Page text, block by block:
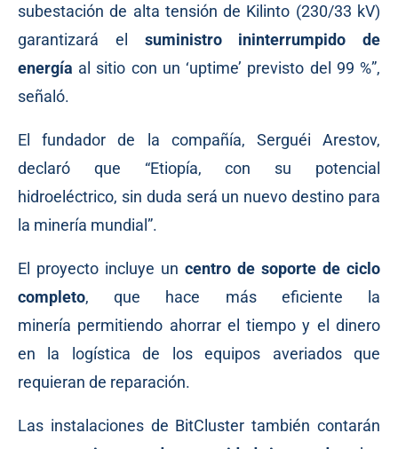
subestación de alta tensión de Kilinto (230/33 kV)
garantizará el suministro ininterrumpido de
energía al sitio con un ‘uptime’ previsto del 99 %”,
señaló.
El fundador de la compañía, Serguéi Arestov,
declaró que “Etiopía, con su potencial
hidroeléctrico, sin duda será un nuevo destino para
la minería mundial”.
El proyecto incluye un centro de soporte de ciclo
completo, que hace más eficiente la
minería permitiendo ahorrar el tiempo y el dinero
en la logística de los equipos averiados que
requieran de reparación.
Las instalaciones de BitCluster también contarán